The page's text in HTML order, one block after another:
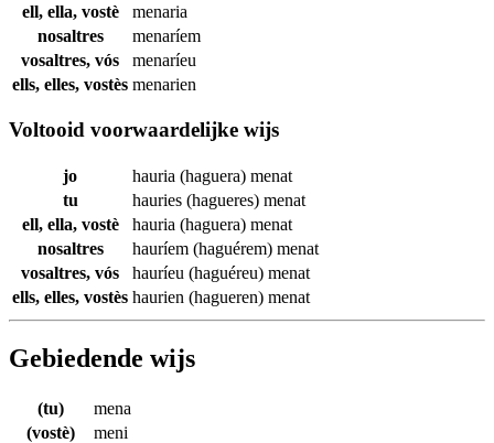
ell, ella, vostè
menaria
nosaltres
menaríem
vosaltres, vós
menaríeu
ells, elles, vostès menarien
Voltooid voorwaardelijke wijs
jo hauria (haguera) menat
tu
hauries (hagueres) menat
ell, ella, vostè
hauria (haguera) menat
nosaltres
hauríem (haguérem) menat
vosaltres, vós
hauríeu (haguéreu) menat
ells, elles, vostès haurien (hagueren) menat
Gebiedende wijs
(tu)
mena
(vostè)
meni